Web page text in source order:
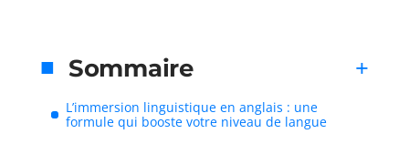
Sommaire
L’immersion linguistique en anglais : une
formule qui booste votre niveau de langue